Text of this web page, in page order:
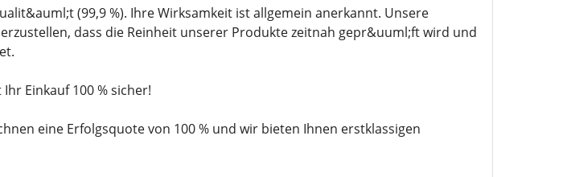
(99,9 %). Ihre Wirksamkeit ist allgemein anerkannt. Unsere
dass die Reinheit unserer Produkte zeitnah gepr&uuml;ft wird und
Einkauf 100 % sicher!
eine Erfolgsquote von 100 % und wir bieten Ihnen erstklassigen